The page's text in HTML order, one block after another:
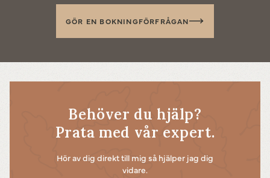
GÖR EN BOKNINGFÖRFRÅGAN
Behöver du hjälp?
Prata med vår expert.
Hör av dig direkt till mig så hjälper jag dig
vidare.